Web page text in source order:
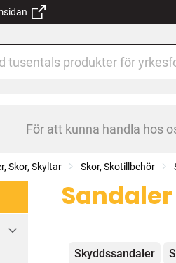
För att kunna handla hos
Skor, Skyltar Skor, Skotillbehör
Sandaler
Kategorier
Skyddssandaler